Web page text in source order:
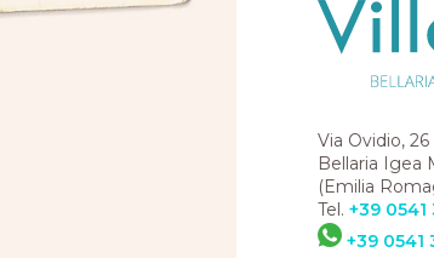
Via Ovidio,
Bellaria Igea
(Emilia
Tel.+39 0541
+39 0541